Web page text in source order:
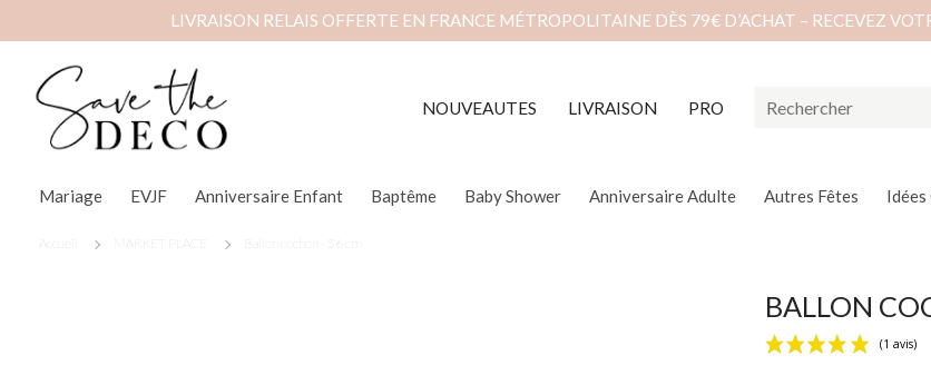
LIVRAISON RELAIS OFFERTE EN FRANCE MÉTROPOLITAINE DÈS 79€ D’ACHAT – RECEVEZ
NOUVEAUTES LIVRAISON PRO
Mariage EVJF Anniversaire Enfant Baptême Baby Shower Anniversaire Adulte Autres Fêtes Idées
Accueil MARKET PLACE Ballon cochon - 56 cm
BALLON